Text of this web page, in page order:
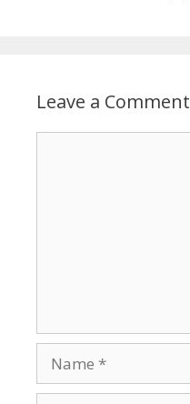
Leave a Comment